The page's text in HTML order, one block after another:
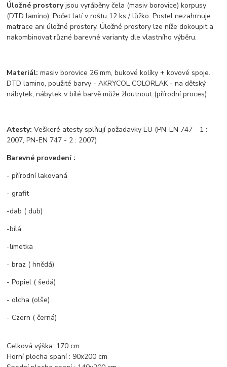
Úložné prostoryjsou vyráběny čela (masiv borovice) korpusy
(DTD lamino). Počet latí v roštu 12 ks / lůžko. Postel nezahrnuje
matrace ani úložné prostory. Úložné prostory lze níže dokoupit a
nakombinovat různé barevné varianty dle vlastního výběru.
Materiál:masiv borovice 26 mm, bukové kolíky + kovové spoje.
DTD lamino, použité barvy - AKRYCOL COLORLAK - na dětský
nábytek, nábytek v bílé barvě může žloutnout (přírodní proces)
Atesty: Veškeré atesty splňují požadavky EU (PN-EN 747 - 1 :
2007, PN-EN 747 - 2 : 2007)
Barevné provedení :
- přírodní lakovaná
- grafit
-dab ( dub)
-bílá
-limetka
- braz ( hnědá)
- Popiel ( šedá)
- olcha (olše)
- Czern ( černá)
Celková výška: 170 cm
Horní plocha spaní : 90x200 cm